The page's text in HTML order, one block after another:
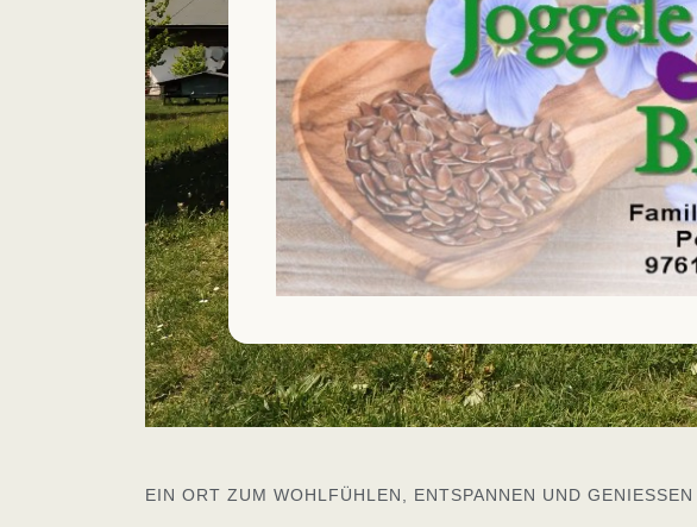
EIN ORT ZUM WOHLFÜHLEN, ENTSPANNEN UND GENIESSEN